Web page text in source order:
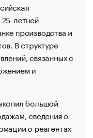
летней
производства и
В структуре
связанных с
и
большой
сведения о
о реагентах